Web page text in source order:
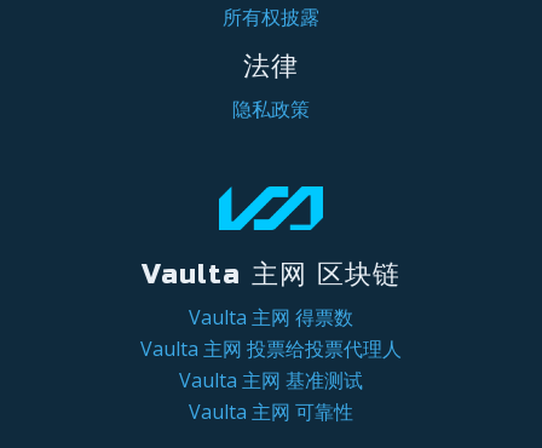
所有权披露
法律
隐私政策
Vaulta 主网 区块链
Vaulta 主网 得票数
Vaulta 主网 投票给投票代理人
Vaulta 主网 基准测试
Vaulta 主网 可靠性